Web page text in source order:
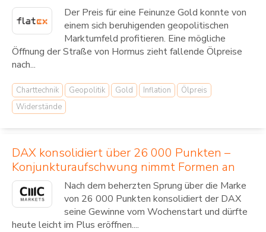
Der Preis für eine Feinunze Gold konnte von
einem sich beruhigenden geopolitischen
Marktumfeld profitieren. Eine mögliche
Öffnung der Straße von Hormus zieht fallende Ölpreise
nach...
Charttechnik Geopolitik Gold Inflation
Ölpreis
Widerstände
DAX konsolidiert über 26 000 Punkten –
Konjunkturaufschwung nimmt Formen an
Nach dem beherzten Sprung über die Marke
von 26 000 Punkten konsolidiert der DAX
seine Gewinne vom Wochenstart und dürfte
heute leicht im Plus eröffnen....